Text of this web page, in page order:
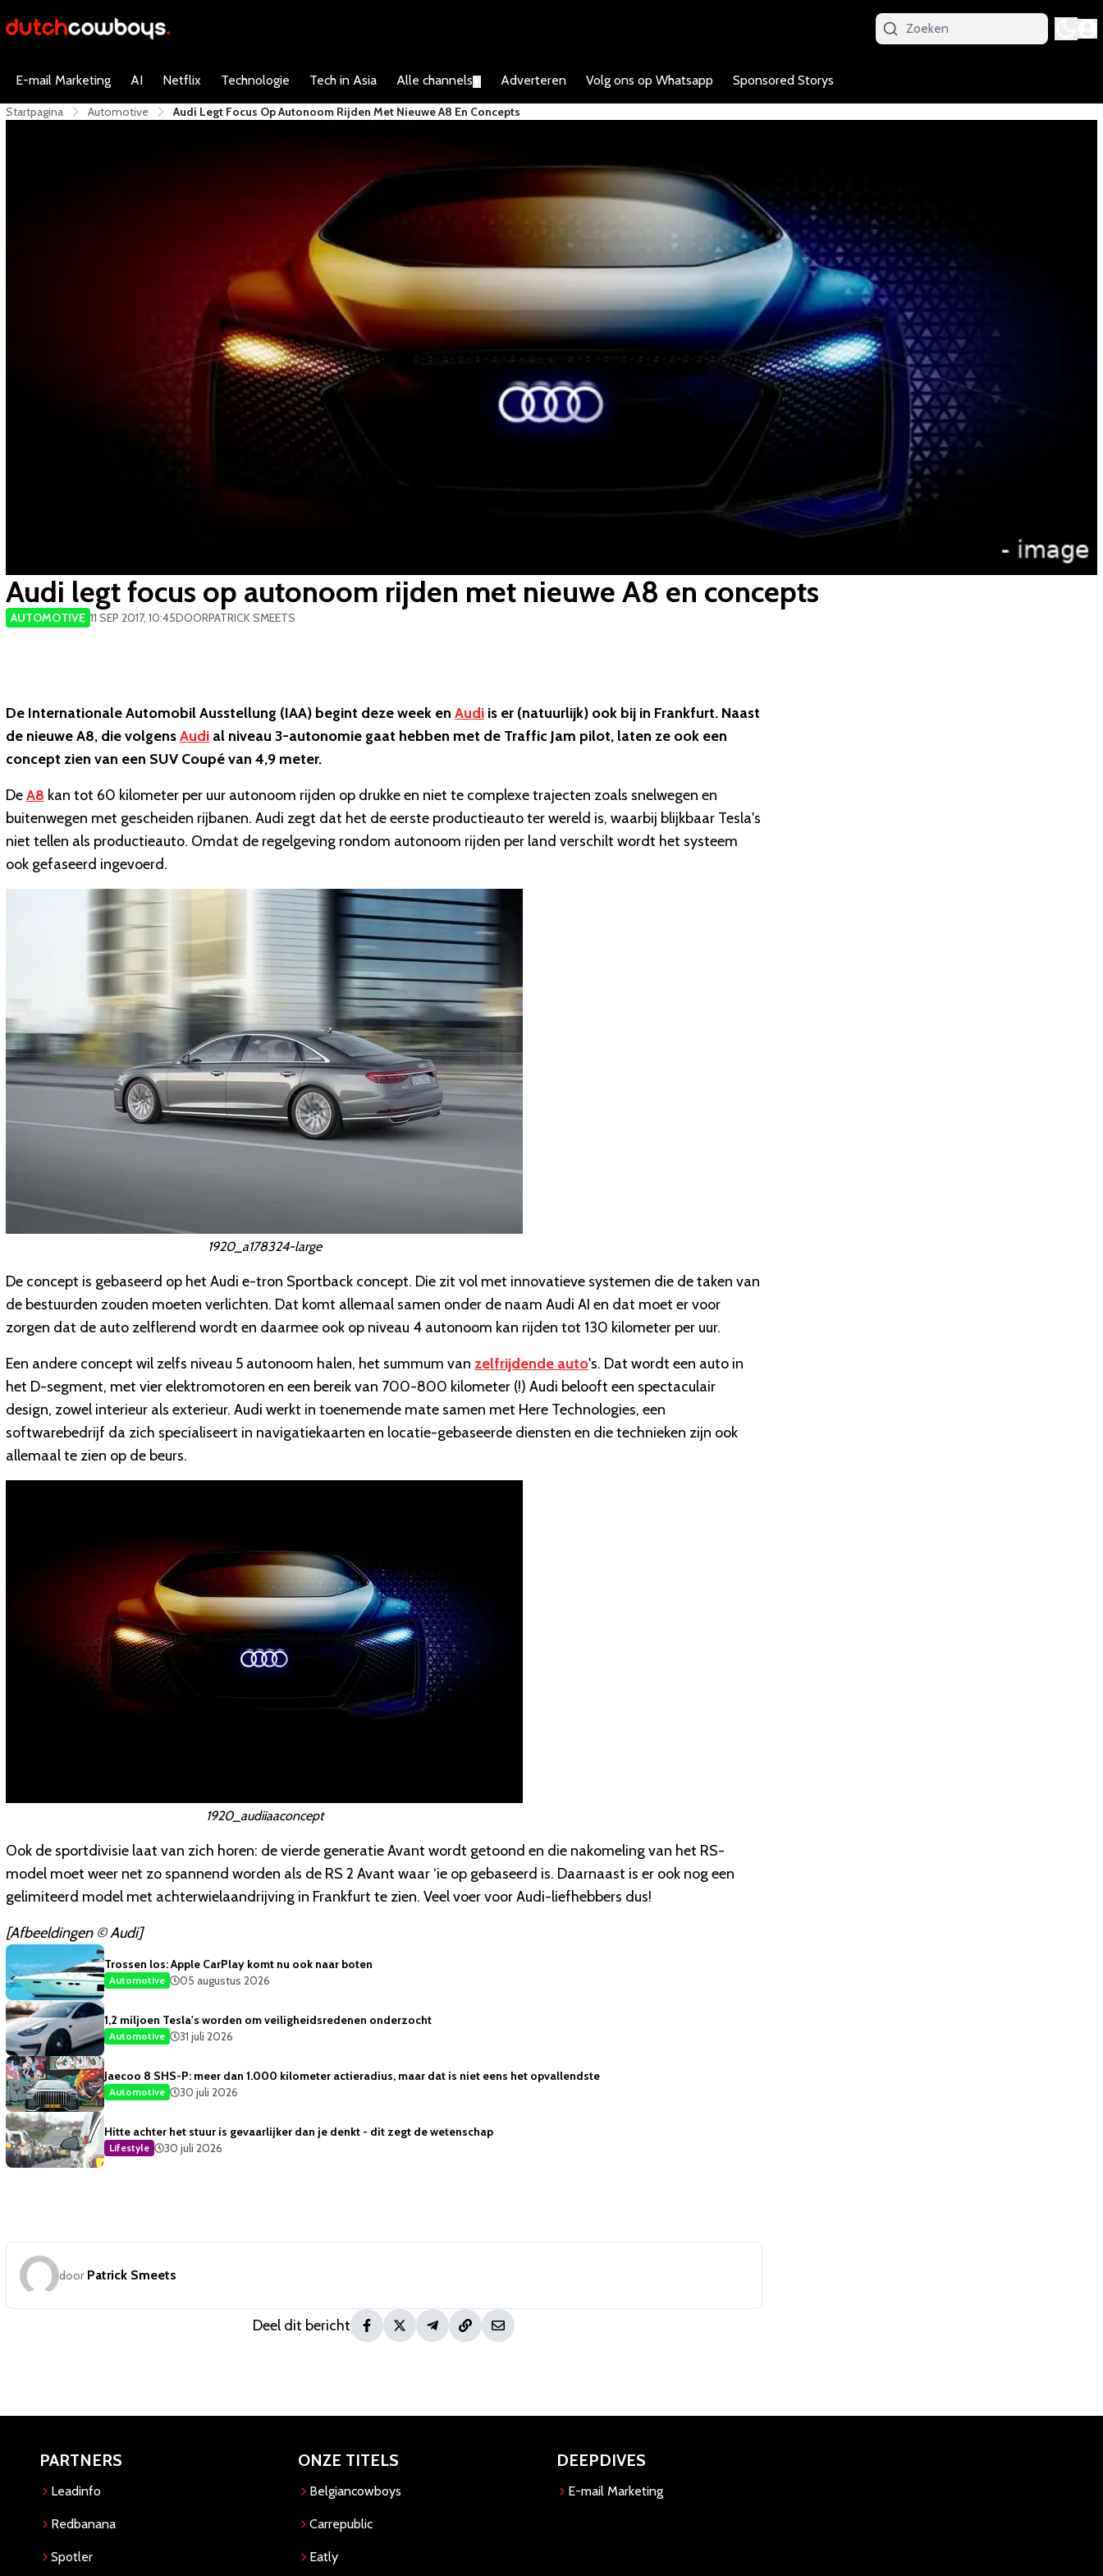
E-mail Marketing AI Netflix Technologie Tech in Asia Alle channels Adverteren Volg ons op Whatsapp Sponsored Storys
Startpagina Automotive Audi Legt Focus Op Autonoom Rijden Met Nieuwe A8 En Concepts
Audi legt focus op autonoom rijden met nieuwe A8 en concepts
AUTOMOTIVE 11 SEP 2017, 10:45DOORPATRICK SMEETS
De Internationale Automobil Ausstellung (IAA) begint deze week en Audi is er (natuurlijk) ook bij in Frankfurt. Naast
de nieuwe A8, die volgensAudi al niveau 3-autonomie gaat hebben met de Traffic Jam pilot, laten ze ook een
concept zien van een SUV Coupé van 4,9 meter.
DeA8 kan tot 60 kilometer per uur autonoom rijden op drukke en niet te complexe trajecten zoals snelwegen en
buitenwegen met gescheiden rijbanen. Audi zegt dat het de eerste productieauto ter wereld is, waarbij blijkbaar Tesla's
niet tellen als productieauto. Omdat de regelgeving rondom autonoom rijden per land verschilt wordt het systeem
ook gefaseerd ingevoerd.
1920_a178324-large
De concept is gebaseerd op het Audi e-tron Sportback concept. Die zit vol met innovatieve systemen die de taken van
de bestuurden zouden moeten verlichten. Dat komt allemaal samen onder de naam Audi AI en dat moet er voor
zorgen dat de auto zelflerend wordt en daarmee ook op niveau 4 autonoom kan rijden tot 130 kilometer per uur.
Een andere concept wil zelfs niveau 5 autonoom halen, het summum van zelfrijdende auto's. Dat wordt een auto in
het D-segment, met vier elektromotoren en een bereik van 700-800 kilometer (!) Audi belooft een spectaculair
design, zowel interieur als exterieur. Audi werkt in toenemende mate samen met Here Technologies, een
softwarebedrijf da zich specialiseert in navigatiekaarten en locatie-gebaseerde diensten en die technieken zijn ook
allemaal te zien op de beurs.
1920_audiiaaconcept
Ook de sportdivisie laat van zich horen: de vierde generatie Avant wordt getoond en die nakomeling van het RS-
model moet weer net zo spannend worden als de RS 2 Avant waar ‘ie op gebaseerd is. Daarnaast is er ook nog een
gelimiteerd model met achterwielaandrijving in Frankfurt te zien. Veel voer voor Audi-liefhebbers dus!
[Afbeeldingen © Audi]
Trossen los: Apple CarPlay komt nu ook naar boten
Automotive 05 augustus 2026
1,2 miljoen Tesla's worden om veiligheidsredenen onderzocht
Automotive 31 juli 2026
Jaecoo 8 SHS-P: meer dan 1.000 kilometer actieradius, maar dat is niet eens het opvallendste
Automotive 30 juli 2026
Hitte achter het stuur is gevaarlijker dan je denkt - dit zegt de wetenschap
Lifestyle 30 juli 2026
door Patrick Smeets
Deel dit bericht
PARTNERS
Leadinfo
Redbanana
Spotler
ONZE TITELS
Belgiancowboys
Carrepublic
Eatly
DEEPDIVES
E-mail Marketing